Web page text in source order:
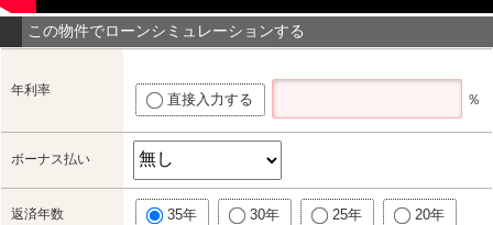
この物件でローンシミュレーションする
年利率
直接入力する ％
ボーナス払い
返済年数 35年 30年 25年 20年